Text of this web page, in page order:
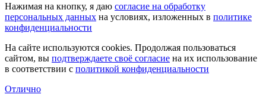
Нажимая на кнопку, я даю согласие на обработку
персональных данных на условиях, изложенных в политике
конфиденциальности
На сайте используются cookies. Продолжая пользоваться
сайтом, вы подтверждаете своё согласие на их использование
в соответствии с политикой конфиденциальности
Отлично